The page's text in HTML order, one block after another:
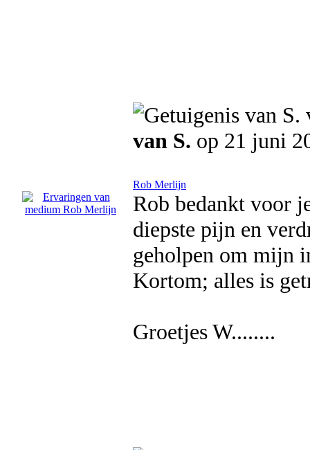
van S. op 21 juni
Rob Merlijn
Rob bedankt voor
diepste pijn en
geholpen om mijn
Kortom; alles is
Groetjes W........